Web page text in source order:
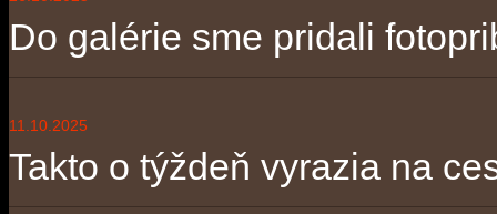
Do galérie sme pridali
11.10.2025
Takto o týždeň vyrazia na